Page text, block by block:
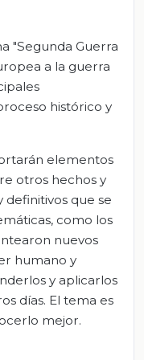
"Segunda Guerra
a la guerra
histórico y
elementos
otros hechos y
definitivos que se
como los
nuevos
humano y
y aplicarlos
días. El tema es
mejor.